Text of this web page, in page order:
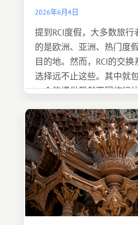
2026年6月4日
提到RCI度假，大多数旅行
的是欧洲、亚洲、热门度
目的地。然而，RCI的交换
选择远不止这些。其中就
一个能提供截然不同旅行